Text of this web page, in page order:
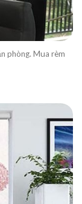
phòng. Mua rèm